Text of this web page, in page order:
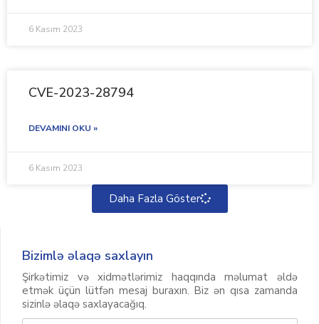
6 Kasım 2023
CVE-2023-28794
DEVAMINI OKU »
6 Kasım 2023
Daha Fazla Göster
Bizimlə əlaqə saxlayın
Şirkətimiz və xidmətlərimiz haqqında məlumat əldə
etmək üçün lütfən mesaj buraxın. Biz ən qısa zamanda
sizinlə əlaqə saxlayacağıq.